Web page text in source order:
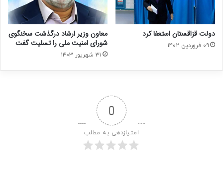
دولت قزاقستان استعفا کرد
۰۹ فروردین ۱۴۰۲
معاون وزیر ارشاد درگذشت سخنگوی
شورای امنیت ملی را تسلیت گفت
۳۱ شهریور ۱۴۰۳
0
امتیازدهی به مطلب